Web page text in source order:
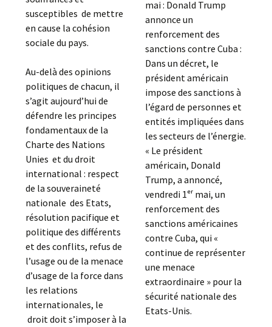
susceptibles de mettre
en cause la cohésion
sociale du pays.
Au-delà des opinions
politiques de chacun, il
s’agit aujourd’hui de
défendre les principes
fondamentaux de la
Charte des Nations
Unies et du droit
international : respect
de la souveraineté
nationale des Etats,
résolution pacifique et
politique des différents
et des conflits, refus de
l’usage ou de la menace
d’usage de la force dans
les relations
internationales, le
droit doit s’imposer à la
mai : Donald Trump
annonce un
renforcement des
sanctions contre Cuba :
Dans un décret, le
président américain
impose des sanctions à
l’égard de personnes et
entités impliquées dans
les secteurs de l’énergie.
« Le président
américain, Donald
Trump, a annoncé,
vendredi 1ᵉʳ mai, un
renforcement des
sanctions américaines
contre Cuba, qui «
continue de représenter
une menace
extraordinaire » pour la
sécurité nationale des
Etats-Unis.